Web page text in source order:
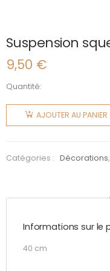
Suspension
9,50 €
Quantité:
quantité
Suspension
Pablo el
AJOUTER AU PANIER
Catégories : Décorations
Informations sur le
40 cm